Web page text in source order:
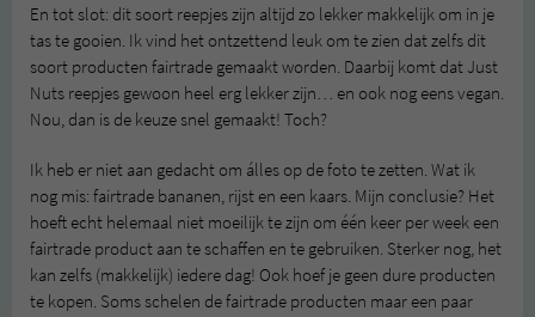
En tot slot: dit soort reepjes zijn altijd zo lekker makkelijk om in je
tas te gooien. Ik vind het ontzettend leuk om te zien dat zelfs dit
soort producten fairtrade gemaakt worden. Daarbij komt dat Just
Nuts reepjes gewoon heel erg lekker zijn… en ook nog eens vegan.
Nou, dan is de keuze snel gemaakt! Toch?
Ik heb er niet aan gedacht om álles op de foto te zetten. Wat ik
nog mis: fairtrade bananen, rijst en een kaars. Mijn conclusie? Het
hoeft echt helemaal niet moeilijk te zijn om één keer per week een
fairtrade product aan te schaffen en te gebruiken. Sterker nog, het
kan zelfs (makkelijk) iedere dag! Ook hoef je geen dure producten
te kopen. Soms schelen de fairtrade producten maar een paar